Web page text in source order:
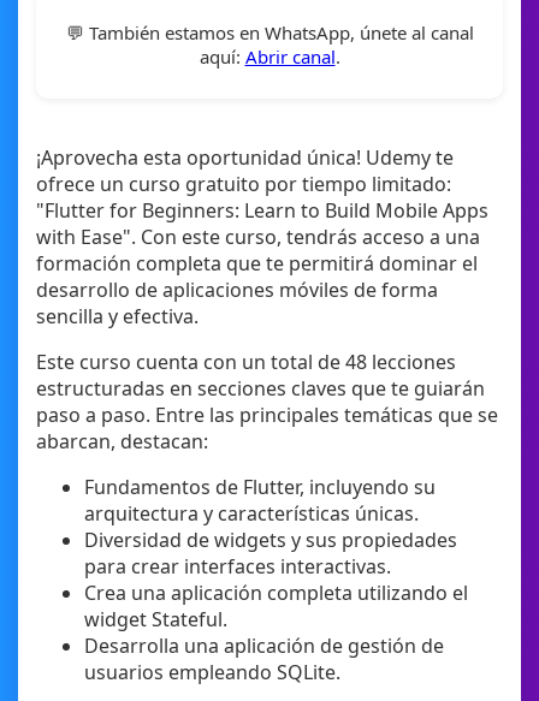
💬 También estamos en WhatsApp, únete al canal
aquí: Abrir canal.
¡Aprovecha esta oportunidad única! Udemy te
ofrece un curso gratuito por tiempo limitado:
"Flutter for Beginners: Learn to Build Mobile Apps
with Ease". Con este curso, tendrás acceso a una
formación completa que te permitirá dominar el
desarrollo de aplicaciones móviles de forma
sencilla y efectiva.
Este curso cuenta con un total de 48 lecciones
estructuradas en secciones claves que te guiarán
paso a paso. Entre las principales temáticas que se
abarcan, destacan:
Fundamentos de Flutter, incluyendo su
arquitectura y características únicas.
Diversidad de widgets y sus propiedades
para crear interfaces interactivas.
Crea una aplicación completa utilizando el
widget Stateful.
Desarrolla una aplicación de gestión de
usuarios empleando SQLite.